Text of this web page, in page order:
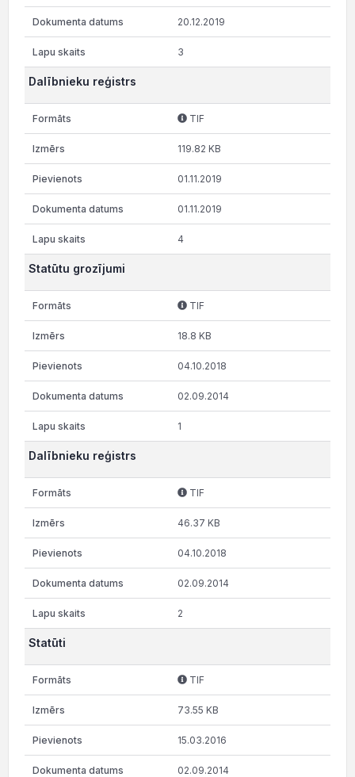
20.12.2019
3
Dalībnieku reģistrs
TIF
119.82 KB
01.11.2019
01.11.2019
4
Statūtu grozījumi
TIF
18.8 KB
04.10.2018
02.09.2014
1
Dalībnieku reģistrs
TIF
46.37 KB
04.10.2018
02.09.2014
2
Statūti
TIF
73.55 KB
15.03.2016
02.09.2014